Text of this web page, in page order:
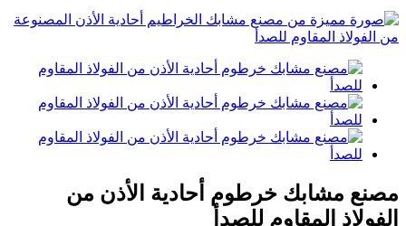
مصنع مشابك خرطوم أحادية الأذن من
الفولاذ المقاوم للصدأ